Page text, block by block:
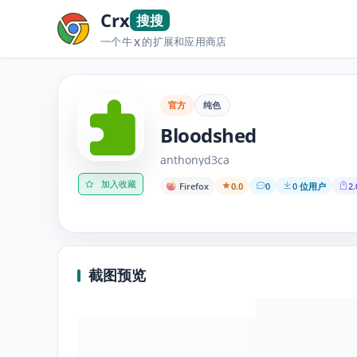
Crx 搜搜
一个牛X的扩展和应用商店
加入收藏
官方 纯色
Bloodshed
anthonyd3ca
Firefox 0.0 0 0 位用户
截图预览